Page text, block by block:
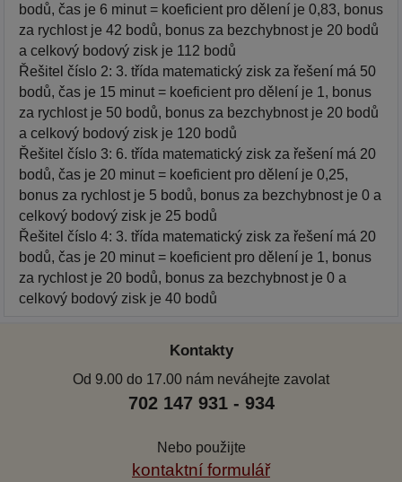
bodů, čas je 6 minut = koeficient pro dělení je 0,83, bonus
za rychlost je 42 bodů, bonus za bezchybnost je 20 bodů
a celkový bodový zisk je 112 bodů
Řešitel číslo 2: 3. třída matematický zisk za řešení má 50
bodů, čas je 15 minut = koeficient pro dělení je 1, bonus
za rychlost je 50 bodů, bonus za bezchybnost je 20 bodů
a celkový bodový zisk je 120 bodů
Řešitel číslo 3: 6. třída matematický zisk za řešení má 20
bodů, čas je 20 minut = koeficient pro dělení je 0,25,
bonus za rychlost je 5 bodů, bonus za bezchybnost je 0 a
celkový bodový zisk je 25 bodů
Řešitel číslo 4: 3. třída matematický zisk za řešení má 20
bodů, čas je 20 minut = koeficient pro dělení je 1, bonus
za rychlost je 20 bodů, bonus za bezchybnost je 0 a
celkový bodový zisk je 40 bodů
Kontakty
Od 9.00 do 17.00 nám neváhejte zavolat
702 147 931 - 934
Nebo použijte
kontaktní formulář